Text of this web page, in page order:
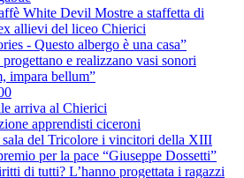
White Devil Mostre a staffetta di
allievi del liceo Chierici
- Questo albergo è una casa”
e realizzano vasi sonori
impara bellum”
arriva al Chierici
apprendisti ciceroni
sala del Tricolore i vincitori della XIII
per la pace “Giuseppe Dossetti”
di tutti? L’hanno progettata i ragazzi